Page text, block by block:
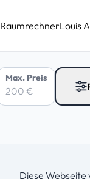
RaumrechnerLouis
Max. Preis
Diese